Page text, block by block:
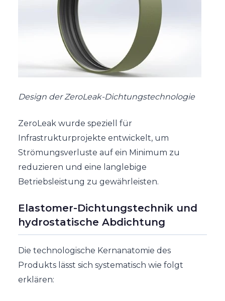
Design der ZeroLeak-Dichtungstechnologie
ZeroLeak wurde speziell für
Infrastrukturprojekte entwickelt, um
Strömungsverluste auf ein Minimum zu
reduzieren und eine langlebige
Betriebsleistung zu gewährleisten.
Elastomer-Dichtungstechnik und
hydrostatische Abdichtung
Die technologische Kernanatomie des
Produkts lässt sich systematisch wie folgt
erklären: